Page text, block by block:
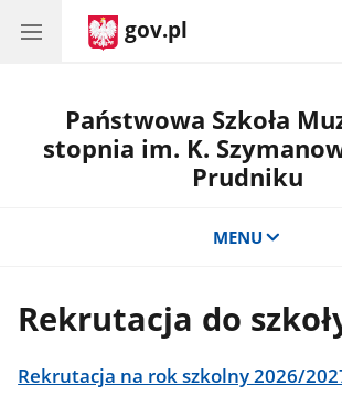
gov.pl
Państwowa Szkoła
stopnia im. K.
Prudniku
MENU
Rekrutacja do
Rekrutacja na rok szkolny 2026/